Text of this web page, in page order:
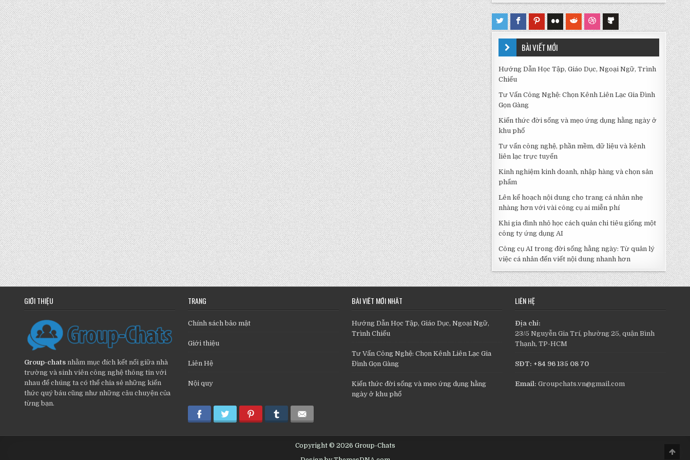
BÀI VIẾT MỚI
Hướng Dẫn Học Tập, Giáo Dục, Ngoại Ngữ, Trình
Chiếu
Tư Vấn Công Nghệ: Chọn Kênh Liên Lạc Gia Đình
Gọn Gàng
Kiến thức đời sống và mẹo ứng dụng hằng ngày ở
khu phố
Tư vấn công nghệ, phần mềm, dữ liệu và kênh
liên lạc trực tuyến
Kinh nghiệm kinh doanh, nhập hàng và chọn sản
phẩm
Lên kế hoạch nội dung cho trang cá nhân nhẹ
nhàng hơn với vài công cụ ai miễn phí
Khi gia đình nhỏ học cách quản chi tiêu giống một
công ty ứng dụng AI
Công cụ AI trong đời sống hằng ngày: Từ quản lý
việc cá nhân đến viết nội dung nhanh hơn
GIỚI THIỆU
Group-chats nhằm mục đích kết nối giữa nhà
trường và sinh viên công nghệ thông tin với
nhau để chúng ta có thể chia sẻ những kiến
thức quý báu cũng như những câu chuyện của
từng bạn.
TRANG
Chính sách bảo mật
Giới thiệu
Liên Hệ
Nội quy
BÀI VIẾT MỚI NHẤT
Hướng Dẫn Học Tập, Giáo Dục, Ngoại Ngữ,
Trình Chiếu
Tư Vấn Công Nghệ: Chọn Kênh Liên Lạc Gia
Đình Gọn Gàng
Kiến thức đời sống và mẹo ứng dụng hằng
ngày ở khu phố
LIÊN HỆ
Địa chỉ:
23/5 Nguyễn Gia Trí, phường 25, quận Bình
Thạnh, TP-HCM
SĐT: +84 96 135 08 70
Email: Groupchats.vn@gmail.com
Copyright © 2026 Group-Chats